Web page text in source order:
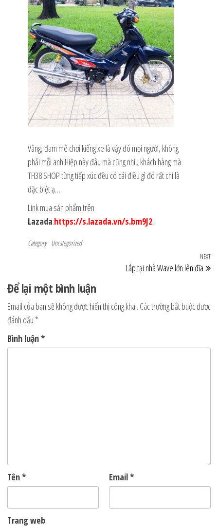
Vâng, đam mê chơi kiểng xe là vậy đó mọi người, không
phải mỗi anh Hiệp này đâu mà cũng nhìu khách hàng mà
TH38 SHOP từng tiếp xúc đều có cái điều gì đó rất chi là
đặc biệt ạ….
Link mua sản phẩm trên
Lazada:https://s.lazada.vn/s.bm9J2
Category Uncategorized
bài
viết
NEXT
Lắp tại nhà Wave lớn lên đĩa
Để lại một bình luận
Email của bạn sẽ không được hiển thị công khai. Các trường bắt buộc được
đánh dấu *
Bình luận*
Tên* Email*
Trang web